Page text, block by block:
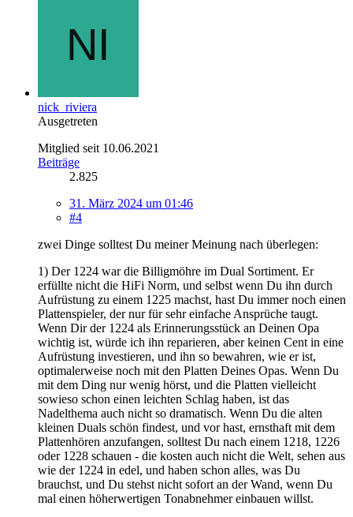
nick_riviera
Ausgetreten
Mitglied seit 10.06.2021
Beiträge
2.825
31. März 2024 um 01:46
#4
zwei Dinge solltest Du meiner Meinung nach überlegen:
1) Der 1224 war die Billigmöhre im Dual Sortiment. Er
erfüllte nicht die HiFi Norm, und selbst wenn Du ihn durch
Aufrüstung zu einem 1225 machst, hast Du immer noch einen
Plattenspieler, der nur für sehr einfache Ansprüche taugt.
Wenn Dir der 1224 als Erinnerungsstück an Deinen Opa
wichtig ist, würde ich ihn reparieren, aber keinen Cent in eine
Aufrüstung investieren, und ihn so bewahren, wie er ist,
optimalerweise noch mit den Platten Deines Opas. Wenn Du
mit dem Ding nur wenig hörst, und die Platten vielleicht
sowieso schon einen leichten Schlag haben, ist das
Nadelthema auch nicht so dramatisch. Wenn Du die alten
kleinen Duals schön findest, und vor hast, ernsthaft mit dem
Plattenhören anzufangen, solltest Du nach einem 1218, 1226
oder 1228 schauen - die kosten auch nicht die Welt, sehen aus
wie der 1224 in edel, und haben schon alles, was Du
brauchst, und Du stehst nicht sofort an der Wand, wenn Du
mal einen höherwertigen Tonabnehmer einbauen willst.